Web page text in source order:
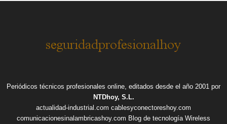
Periódicos técnicos profesionales online, editados desde el año 2001 por
NTDhoy, S.L.
actualidad-industrial.com cablesyconectoreshoy.com
comunicacionesinalambricashoy.com Blog de tecnología Wireless